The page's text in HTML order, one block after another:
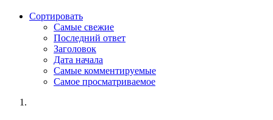
Сортировать
Самые свежие
Последний ответ
Заголовок
Дата начала
Самые комментируемые
Самое просматриваемое